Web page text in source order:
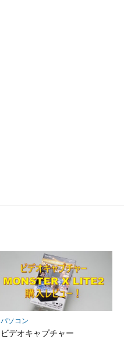
パソコン
ビデオキャプチャー